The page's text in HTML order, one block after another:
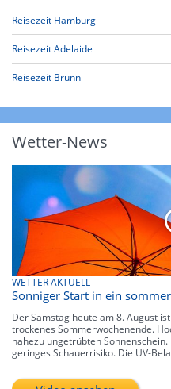
Reisezeit Hamburg
Reisezeit Adelaide
Reisezeit Brünn
Wetter-News
WETTER AKTUELL
Sonniger Start in ein
Der Samstag heute am 8. August
trockenes Sommerwochenende.
nahezu ungetrübten
geringes Schauerrisiko. Die UV-